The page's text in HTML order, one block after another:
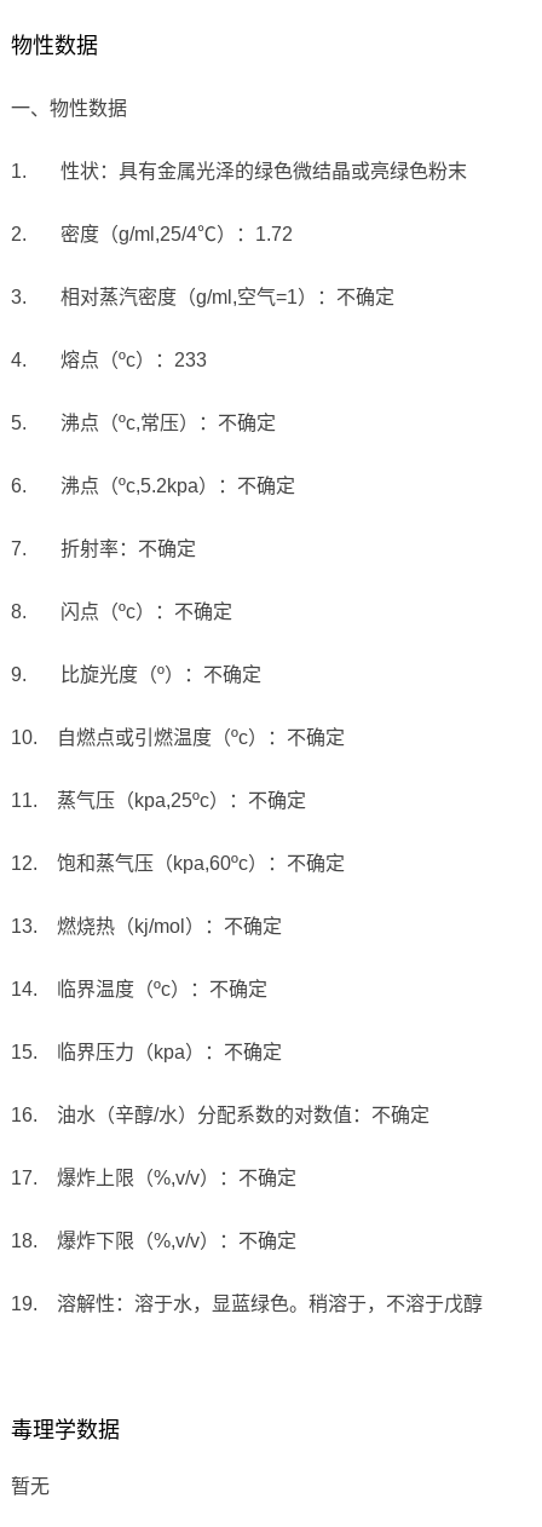
物性数据
一、物性数据
1. 性状： 具有金属光泽的绿色微结晶或亮绿色粉末
2. 密度（g/ml,25/4℃）： 1.72
3. 相对蒸汽密度（g/ml,空气=1）：不确定
4. 熔点（ºc）： 233
5. 沸点（ºc,常压）：不确定
6. 沸点（ºc,5.2kpa）：不确定
7. 折射率：不确定
8. 闪点（ºc）：不确定
9. 比旋光度（º）：不确定
10. 自燃点或引燃温度（ºc）：不确定
11. 蒸气压（kpa,25ºc）：不确定
12. 饱和蒸气压（kpa,60ºc）：不确定
13. 燃烧热（kj/mol ）：不确定
14. 临界温度（ºc）：不确定
15. 临界压力（kpa）：不确定
16. 油水（辛醇/水）分配系数的对数值：不确定
17. 爆炸上限（%,v/v）：不确定
18. 爆炸下限（%,v/v）：不确定
19. 溶解性： 溶于水，显蓝绿色。稍溶于，不溶于戊醇
毒理学数据
暂无